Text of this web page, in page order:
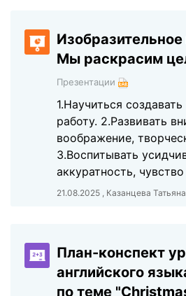
Мы раскрасим
Презентации
1.Научиться
работу. 2.Развивать
воображение,
3.Воспитывать
аккуратность, чувство
21.08.2025 , Казанцева
План-конспект
английского
по теме